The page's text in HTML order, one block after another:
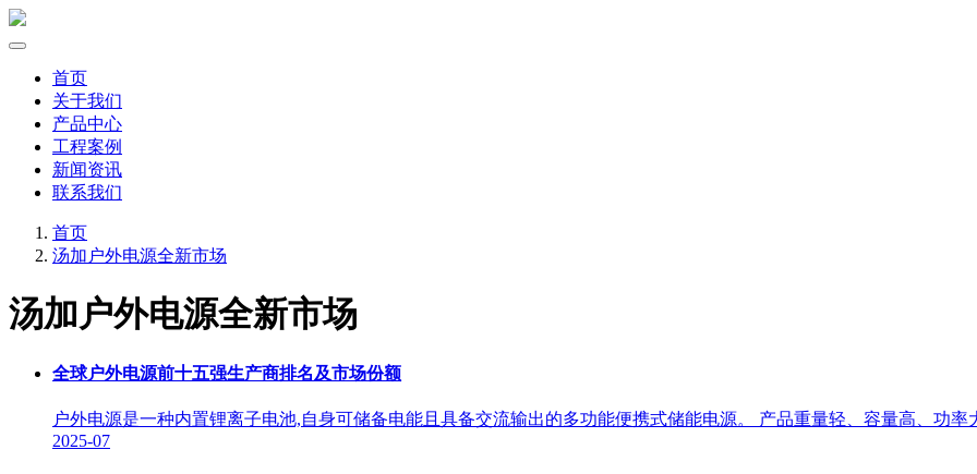
首页
关于我们
产品中心
工程案例
新闻资讯
联系我们
首页
汤加户外电源全新市场
汤加户外电源全新市场
全球户外电源前十五强生产商排名及市场份额
户外电源是一种内置锂离子电池,自身可储备电能且具备交流输出的多功能便携式储能电源。 产品重量轻、容量高、功
2025-07